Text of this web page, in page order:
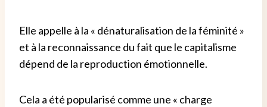
Elle appelle à la « dénaturalisation de la féminité »
et à la reconnaissance du fait que le capitalisme
dépend de la reproduction émotionnelle.
Cela a été popularisé comme une « charge